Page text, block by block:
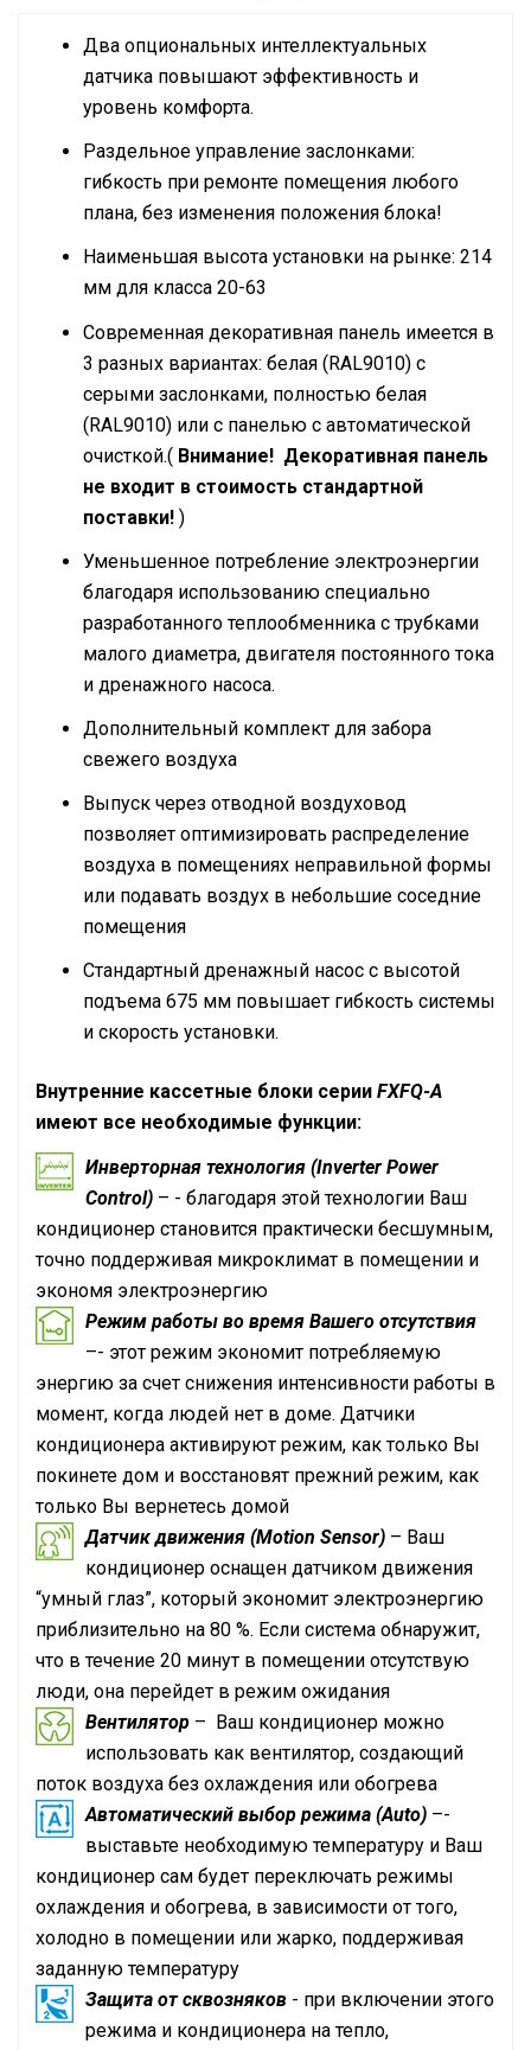
Два опциональных интеллектуальных
датчика повышают эффективность и
уровень комфорта.
Раздельное управление заслонками:
гибкость при ремонте помещения любого
плана, без изменения положения блока!
Наименьшая высота установки на рынке: 214
мм для класса 20-63
Современная декоративная панель имеется в
3 разных вариантах: белая (RAL9010) с
серыми заслонками, полностью белая
(RAL9010) или с панелью с автоматической
очисткой.( Внимание! Декоративная панель
не входит в стоимость стандартной
поставки! )
Уменьшенное потребление электроэнергии
благодаря использованию специально
разработанного теплообменника с трубками
малого диаметра, двигателя постоянного тока
и дренажного насоса.
Дополнительный комплект для забора
свежего воздуха
Выпуск через отводной воздуховод
позволяет оптимизировать распределение
воздуха в помещениях неправильной формы
или подавать воздух в небольшие соседние
помещения
Стандартный дренажный насос с высотой
подъема 675 мм повышает гибкость системы
и скорость установки.
Внутренние кассетные блоки серии FXFQ-A
имеют все необходимые функции:
Инверторная технология (Inverter Power
Control) – - благодаря этой технологии Ваш
кондиционер становится практически бесшумным,
точно поддерживая микроклимат в помещении и
экономя электроэнергию
Режим работы во время Вашего отсутствия
–- этот режим экономит потребляемую
энергию за счет снижения интенсивности работы в
момент, когда людей нет в доме. Датчики
кондиционера активируют режим, как только Вы
покинете дом и восстановят прежний режим, как
только Вы вернетесь домой
Датчик движения (Motion Sensor) – Ваш
кондиционер оснащен датчиком движения
“умный глаз”, который экономит электроэнергию
приблизительно на 80 %. Если система обнаружит,
что в течение 20 минут в помещении отсутствую
люди, она перейдет в режим ожидания
Вентилятор – Ваш кондиционер можно
использовать как вентилятор, создающий
поток воздуха без охлаждения или обогрева
Автоматический выбор режима (Auto) –-
выставьте необходимую температуру и Ваш
кондиционер сам будет переключать режимы
охлаждения и обогрева, в зависимости от того,
холодно в помещении или жарко, поддерживая
заданную температуру
Защита от сквозняков - при включении этого
режима и кондиционера на тепло,